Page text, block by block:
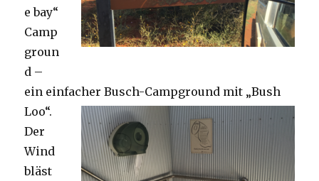
e bay“
Camp
groun
d –
ein einfacher Busch-Campground mit „Bush
Loo“.
Der
Wind
bläst